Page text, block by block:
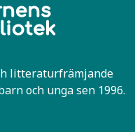
litteraturfrämjande
och unga sen 1996.